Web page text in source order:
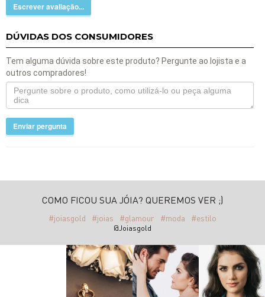
Escrever avaliação...
DÚVIDAS DOS CONSUMIDORES
Tem alguma dúvida sobre este produto? Pergunte ao lojista e a
outros compradores!
Enviar pergunta
COMO FICOU SUA JÓIA? QUEREMOS VER ;)
#joiasgold #joias #glamour #moda #estilo
@Joiasgold